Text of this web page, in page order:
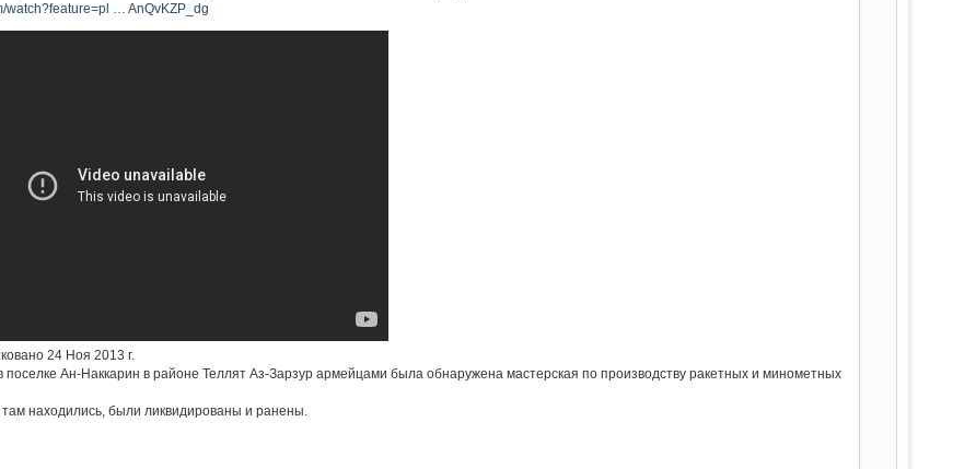
watch?feature=pl … AnQvKZP_dg
24 Ноя 2013 г.
поселке Ан-Наккарин в районе Теллят Аз-Зарзур армейцами была обнаружена мастерская по производству ракетных и минометных
находились, были ликвидированы и ранены.